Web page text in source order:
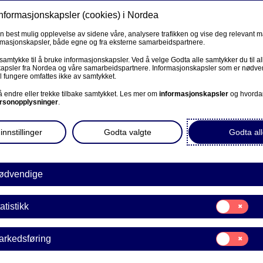
Privat
BEDRIFT
Corporate Netbank
AutoFX Hedging
Bedriftens dokumenter
Våre sider -kundeinformasjon
VPS Investortjenester
VPS Foretakstjenester
Ditt liv Våre tjenester
- Private Banking-
pensjon- og forsikringsproukter ta kontakt med
vil også kunne gi deg oversikt over hvilke produkter
(cookies) i Nordea
best mulig opplevelse av sidene våre, analysere trafikken og vise deg relevant
både egne og fra eksterne samarbeidspartnere.
til å bruke informasjonskapsler. Ved å velge Godta alle samtykker du til
fra Nordea og våre samarbeidspartnere. Informasjonskapsler som er
fungere omfattes ikke av samtykket.
endre eller trekke tilbake samtykket. Les mer om informasjonskapsler og
.
Godta
Godta valgte
Samtykke
til:
Statistikk
Samtykke
til:
Markedsføring